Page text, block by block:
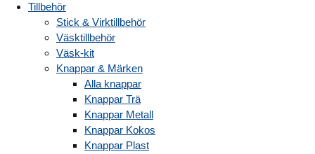
Tillbehör
Stick & Virktillbehör
Väsktillbehör
Väsk-kit
Knappar & Märken
Alla knappar
Knappar Trä
Knappar Metall
Knappar Kokos
Knappar Plast